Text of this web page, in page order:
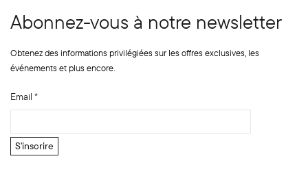
Abonnez-vous à notre newsletter
Obtenez des informations privilégiées sur les offres exclusives, les
événements et plus encore.
Email *
ES'inscrire